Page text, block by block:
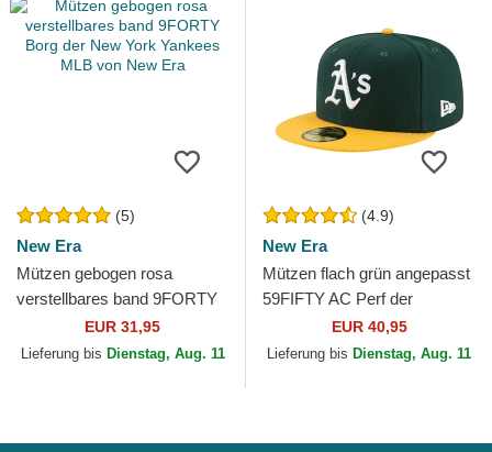
(5)
New Era
Mützen gebogen rosa
verstellbares band 9FORTY
Borg der New York Yankees
MLB von New Era
EUR 31,95
Lieferung bis Dienstag, Aug. 11
(4.9)
New Era
Mützen flach grün angepasst
59FIFTY AC Perf der
Oakland Athletics MLB von
New Era
EUR 40,95
Lieferung bis Dienstag, Aug. 11